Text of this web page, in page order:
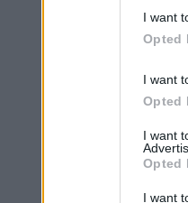
I want
Opted
I want
Opted
I want
Opted
I want